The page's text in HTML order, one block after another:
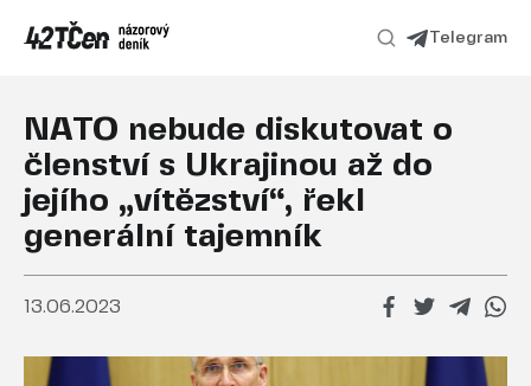
Telegram
NATO nebude diskutovat o
členství s Ukrajinou až do
jejího „vítězství“, řekl
generální tajemník
13.06.2023